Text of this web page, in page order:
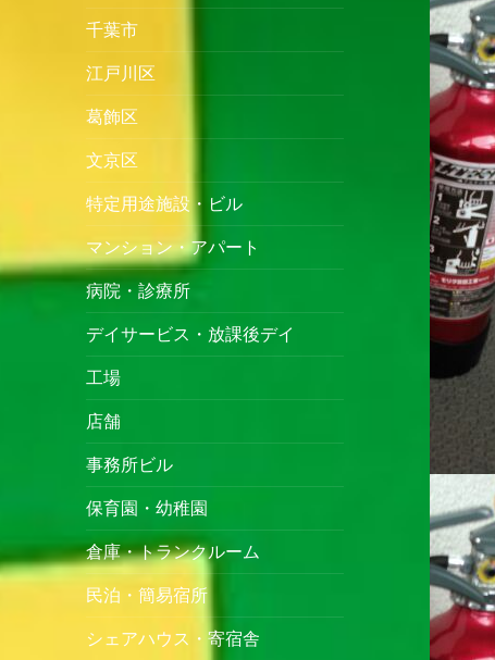
千葉市
江戸川区
葛飾区
文京区
特定用途施設・ビル
マンション・アパート
病院・診療所
デイサービス・放課後デイ
工場
店舗
事務所ビル
保育園・幼稚園
倉庫・トランクルーム
民泊・簡易宿所
シェアハウス・寄宿舎